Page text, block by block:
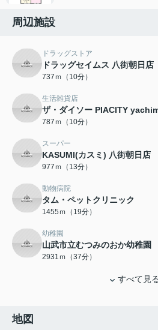
周辺施設
ドラッグストア
ドラッグセイムス 八街朝日店
737ｍ（10分）
生活雑貨店
ザ・ダイソー PIACITY
787ｍ（10分）
スーパー
KASUMI(カスミ) 八街朝日店
977ｍ（13分）
動物病院
タム・ペットクリニック
1455ｍ（19分）
幼稚園
山武市立むつみのおか幼稚園
2931ｍ（37分）
すべて見る
地図